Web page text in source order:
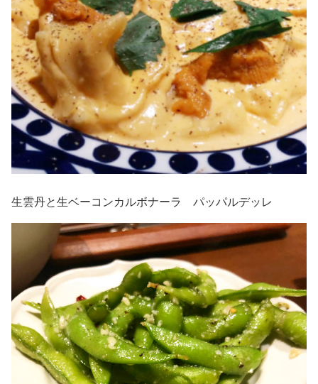
生雲丹と生ベーコンカルボナーラ パッパルデッレ